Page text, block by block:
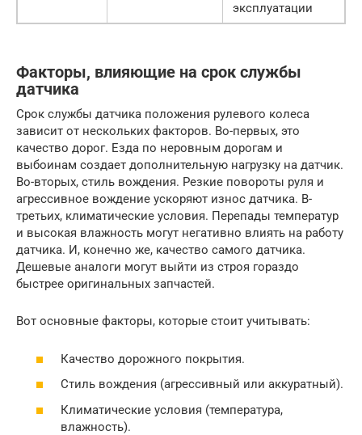
эксплуатации
Факторы, влияющие на срок службы
датчика
Срок службы датчика положения рулевого колеса
зависит от нескольких факторов. Во-первых, это
качество дорог. Езда по неровным дорогам и
выбоинам создает дополнительную нагрузку на датчик.
Во-вторых, стиль вождения. Резкие повороты руля и
агрессивное вождение ускоряют износ датчика. В-
третьих, климатические условия. Перепады температур
и высокая влажность могут негативно влиять на работу
датчика. И, конечно же, качество самого датчика.
Дешевые аналоги могут выйти из строя гораздо
быстрее оригинальных запчастей.
Вот основные факторы, которые стоит учитывать:
Качество дорожного покрытия.
Стиль вождения (агрессивный или аккуратный).
Климатические условия (температура,
влажность).